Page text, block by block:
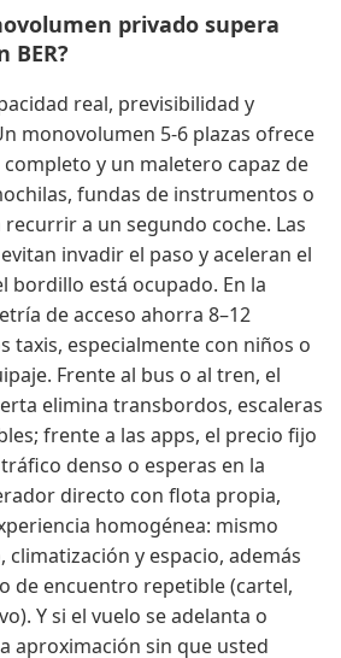
privado supera
BER?
real, previsibilidad y
monovolumen 5-6 plazas ofrece
y un maletero capaz de
fundas de instrumentos o
a un segundo coche. Las
invadir el paso y aceleran el
bordillo está ocupado. En la
de acceso ahorra 8–12
taxis, especialmente con niños o
Frente al bus o al tren, el
elimina transbordos, escaleras
frente a las apps, el precio fijo
denso o esperas en la
directo con flota propia,
homogénea: mismo
climatización y espacio, además
de encuentro repetible (cartel,
Y si el vuelo se adelanta o
aproximación sin que usted